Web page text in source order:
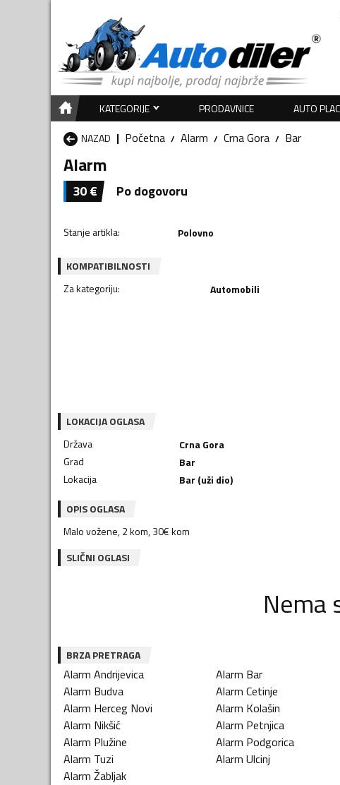
KATEGORIJE PRODAVNICE AUTO
NAZAD
Početna Alarm Crna Gora Bar
Alarm
30€ Po dogovoru
Stanje artikla: Polovno
KOMPATIBILNOSTI
Za kategoriju: Automobili
LOKACIJA OGLASA
Država
Crna Gora
Grad
Bar
Lokacija
Bar (uži dio)
OPIS OGLASA
Malo vožene, 2 kom, 30€ kom
SLIČNI OGLASI
Nema
BRZA PRETRAGA
Alarm Andrijevica Alarm Bar
Alarm Budva Alarm Cetinje
Alarm Herceg Novi Alarm Kolašin
Alarm Nikšić Alarm Petnjica
Alarm Plužine Alarm Podgorica
Alarm Tuzi Alarm Ulcinj
Alarm Žabljak